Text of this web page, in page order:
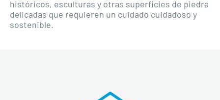
históricos, esculturas y otras superficies de piedra
delicadas que requieren un cuidado cuidadoso y
sostenible.